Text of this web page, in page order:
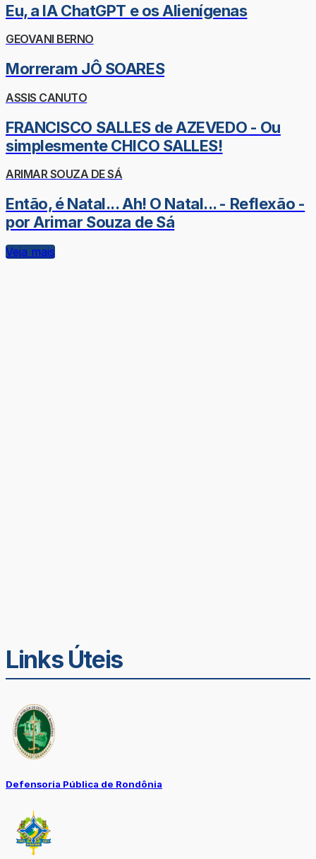
Eu, a IA ChatGPT e os Alienígenas
GEOVANI BERNO
Morreram JÔ SOARES
ASSIS CANUTO
FRANCISCO SALLES de AZEVEDO - Ou
simplesmente CHICO SALLES!
ARIMAR SOUZA DE SÁ
Então, é Natal... Ah! O Natal... - Reflexão -
por Arimar Souza de Sá
Veja mais
Links Úteis
Defensoria Pública de Rondônia